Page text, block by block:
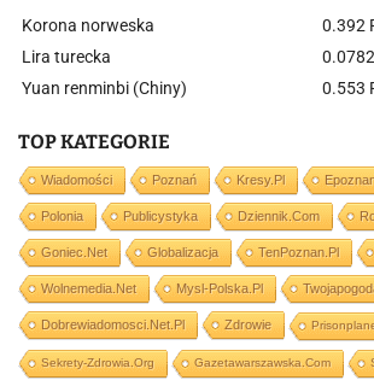
Korona norweska
0.392
Lira turecka
Yuan renminbi (Chiny)
0.553
TOP KATEGORIE
Wiadomości Poznań Kresy.pl
Polonia Publicystyka Dziennik.com
Goniec.net Globalizacja TenPoznan.pl
Wolnemedia.net Mysl-Polska.pl
Dobrewiadomosci.net.pl Zdrowie
Sekrety-Zdrowia.org Gazetawarszawska.com